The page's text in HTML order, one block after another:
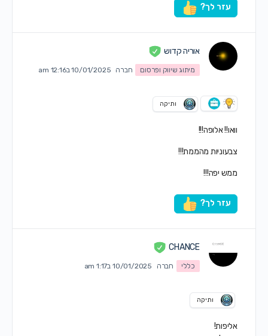
עזר לך?
אוריה קדוש
מיתוג שיווק ופרסום חברה 10/01/2025 ב12:16 am
ותיקה
וואו!! אלופה!!!
צבעוניות מהממת!!!
ממש יפה!!!
עזר לך?
CHANCE
כללי חברה 10/01/2025 ב1:17 am
ותיקה
אליפות!